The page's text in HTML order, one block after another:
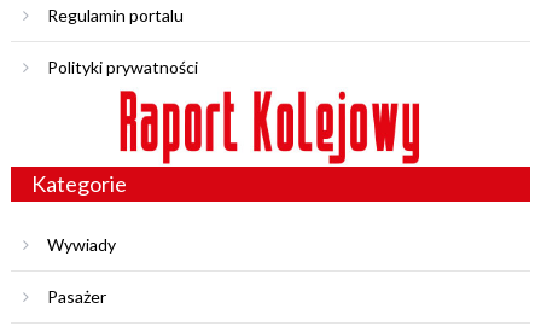
Regulamin portalu
Polityki prywatności
Kategorie
Wywiady
Pasażer